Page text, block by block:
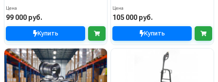
Цена
99 000 руб.
Купить
Цена
105 000 руб.
Купить